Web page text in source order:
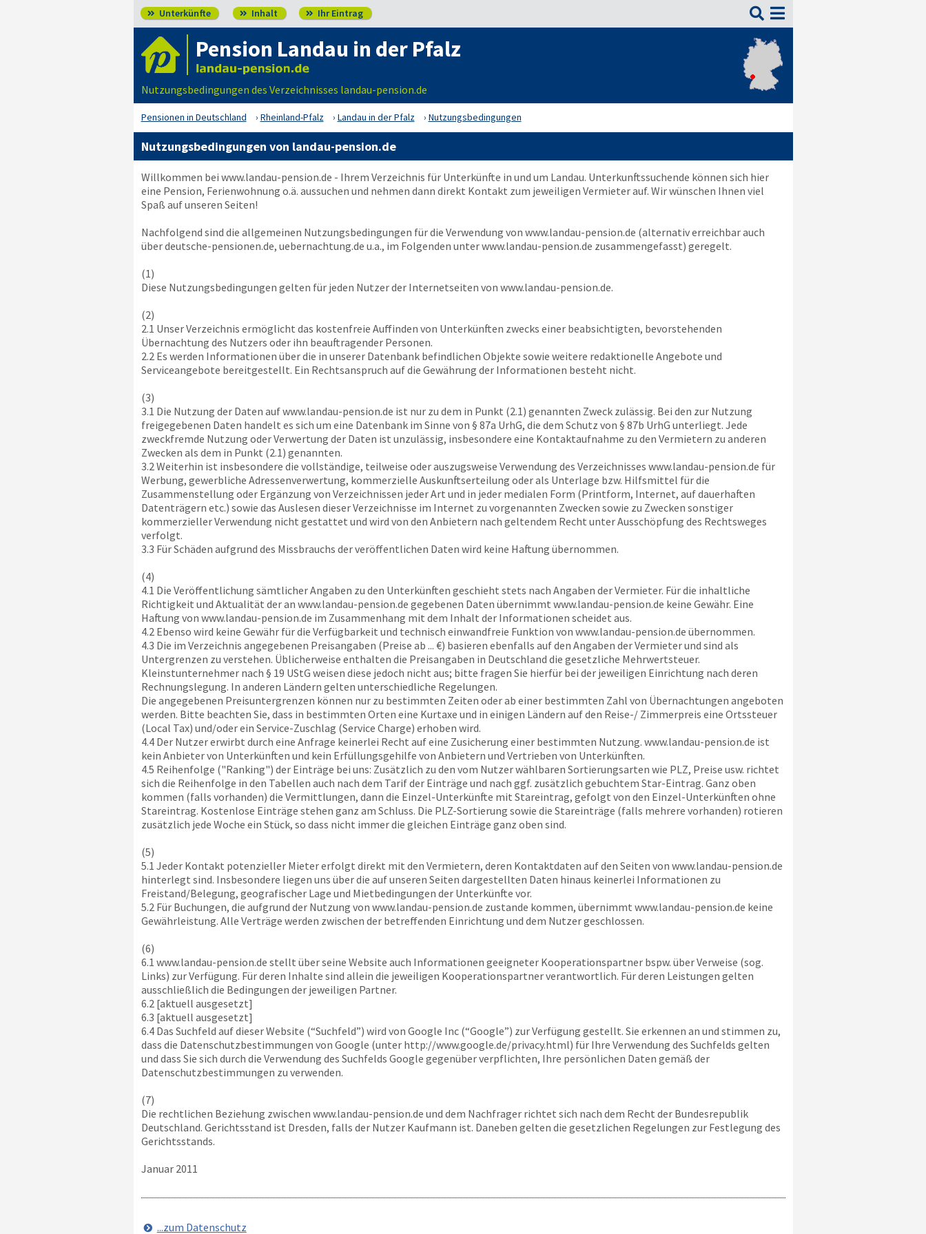
 Unterkünfte  Inhalt  Ihr Eintrag 
Pension Landau in der Pfalz
Nutzungsbedingungen des Verzeichnisses landau-pension.de
Pensionen in Deutschland Rheinland-Pfalz Landau in der Pfalz Nutzungsbedingungen
Nutzungsbedingungen von landau-pension.de
Willkommen bei www.landau-pension.de - Ihrem Verzeichnis für Unterkünfte in und um Landau. Unterkunftssuchende können sich hier
eine Pension, Ferienwohnung o.ä. aussuchen und nehmen dann direkt Kontakt zum jeweiligen Vermieter auf. Wir wünschen Ihnen viel
Spaß auf unseren Seiten!
Nachfolgend sind die allgemeinen Nutzungsbedingungen für die Verwendung von www.landau-pension.de (alternativ erreichbar auch
über deutsche-pensionen.de, uebernachtung.de u.a., im Folgenden unterwww.landau-pension.de zusammengefasst) geregelt.
(1)
Diese Nutzungsbedingungen gelten für jeden Nutzer der Internetseiten von www.landau-pension.de.
(2)
2.1 Unser Verzeichnis ermöglicht das kostenfreie Auffinden von Unterkünften zwecks einer beabsichtigten, bevorstehenden
Übernachtung des Nutzers oder ihn beauftragender Personen.
2.2 Es werden Informationen über die in unserer Datenbank befindlichen Objekte sowie weitere redaktionelle Angebote und
Serviceangebote bereitgestellt. Ein Rechtsanspruch auf die Gewährung der Informationen besteht nicht.
(3)
3.1 Die Nutzung der Daten aufwww.landau-pension.de ist nur zu dem in Punkt (2.1) genannten Zweck zulässig. Bei den zur Nutzung
freigegebenen Daten handelt es sich um eine Datenbank im Sinne von § 87a UrhG, die dem Schutz von § 87b UrhG unterliegt. Jede
zweckfremde Nutzung oder Verwertung der Daten ist unzulässig, insbesondere eine Kontaktaufnahme zu den Vermietern zu anderen
Zwecken als dem in Punkt (2.1) genannten.
3.2 Weiterhin ist insbesondere die vollständige, teilweise oder auszugsweise Verwendung des Verzeichnisses www.landau-pension.de für
Werbung, gewerbliche Adressenverwertung, kommerzielle Auskunftserteilung oder als Unterlage bzw. Hilfsmittel für die
Zusammenstellung oder Ergänzung von Verzeichnissen jeder Art und in jeder medialen Form (Printform, Internet, auf dauerhaften
Datenträgern etc.) sowie das Auslesen dieser Verzeichnisse im Internet zu vorgenannten Zwecken sowie zu Zwecken sonstiger
kommerzieller Verwendung nicht gestattet und wird von den Anbietern nach geltendem Recht unter Ausschöpfung des Rechtsweges
verfolgt.
3.3 Für Schäden aufgrund des Missbrauchs der veröffentlichen Daten wird keine Haftung übernommen.
(4)
4.1 Die Veröffentlichung sämtlicher Angaben zu den Unterkünften geschieht stets nach Angaben der Vermieter. Für die inhaltliche
Richtigkeit und Aktualität der an www.landau-pension.de gegebenen Daten übernimmt www.landau-pension.de keine Gewähr. Eine
Haftung von www.landau-pension.de im Zusammenhang mit dem Inhalt der Informationen scheidet aus.
4.2 Ebenso wird keine Gewähr für die Verfügbarkeit und technisch einwandfreie Funktion von www.landau-pension.de übernommen.
4.3 Die im Verzeichnis angegebenen Preisangaben (Preise ab ... €) basieren ebenfalls auf den Angaben der Vermieter und sind als
Untergrenzen zu verstehen. Üblicherweise enthalten die Preisangaben in Deutschland die gesetzliche Mehrwertsteuer.
Kleinstunternehmer nach § 19 UStG weisen diese jedoch nicht aus; bitte fragen Sie hierfür bei der jeweiligen Einrichtung nach deren
Rechnungslegung. In anderen Ländern gelten unterschiedliche Regelungen.
Die angegebenen Preisuntergrenzen können nur zu bestimmten Zeiten oder ab einer bestimmten Zahl von Übernachtungen angeboten
werden. Bitte beachten Sie, dass in bestimmten Orten eine Kurtaxe und in einigen Ländern auf den Reise-/ Zimmerpreis eine Ortssteuer
(Local Tax) und/oder ein Service-Zuschlag (Service Charge) erhoben wird.
4.4 Der Nutzer erwirbt durch eine Anfrage keinerlei Recht auf eine Zusicherung einer bestimmten Nutzung. www.landau-pension.de ist
kein Anbieter von Unterkünften und kein Erfüllungsgehilfe von Anbietern und Vertrieben von Unterkünften.
4.5 Reihenfolge ("Ranking") der Einträge bei uns: Zusätzlich zu den vom Nutzer wählbaren Sortierungsarten wie PLZ, Preise usw. richtet
sich die Reihenfolge in den Tabellen auch nach dem Tarif der Einträge und nach ggf. zusätzlich gebuchtem Star-Eintrag. Ganz oben
kommen (falls vorhanden) die Vermittlungen, dann die Einzel-Unterkünfte mit Stareintrag, gefolgt von den Einzel-Unterkünften ohne
Stareintrag. Kostenlose Einträge stehen ganz am Schluss. Die PLZ-Sortierung sowie die Stareinträge (falls mehrere vorhanden) rotieren
zusätzlich jede Woche ein Stück, so dass nicht immer die gleichen Einträge ganz oben sind.
(5)
5.1 Jeder Kontakt potenzieller Mieter erfolgt direkt mit den Vermietern, deren Kontaktdaten auf den Seiten von www.landau-pension.de
hinterlegt sind. Insbesondere liegen uns über die auf unseren Seiten dargestellten Daten hinaus keinerlei Informationen zu
Freistand/Belegung, geografischer Lage und Mietbedingungen der Unterkünfte vor.
5.2 Für Buchungen, die aufgrund der Nutzung von www.landau-pension.de zustande kommen, übernimmt www.landau-pension.de keine
Gewährleistung. Alle Verträge werden zwischen der betreffenden Einrichtung und dem Nutzer geschlossen.
(6)
6.1 www.landau-pension.de stellt über seine Website auch Informationen geeigneter Kooperationspartner bspw. über Verweise (sog.
Links) zur Verfügung. Für deren Inhalte sind allein die jeweiligen Kooperationspartner verantwortlich. Für deren Leistungen gelten
ausschließlich die Bedingungen der jeweiligen Partner.
6.2 [aktuell ausgesetzt]
6.3 [aktuell ausgesetzt]
6.4 Das Suchfeld auf dieser Website (“Suchfeld”) wird von Google Inc (“Google”) zur Verfügung gestellt. Sie erkennen an und stimmen zu,
dass die Datenschutzbestimmungen von Google (unter http://www.google.de/privacy.html) für Ihre Verwendung des Suchfelds gelten
und dass Sie sich durch die Verwendung des Suchfelds Google gegenüber verpflichten, Ihre persönlichen Daten gemäß der
Datenschutzbestimmungen zu verwenden.
(7)
Die rechtlichen Beziehung zwischen www.landau-pension.de und dem Nachfrager richtet sich nach dem Recht der Bundesrepublik
Deutschland. Gerichtsstand ist Dresden, falls der Nutzer Kaufmann ist. Daneben gelten die gesetzlichen Regelungen zur Festlegung des
Gerichtsstands.
Januar 2011
...zum Datenschutz